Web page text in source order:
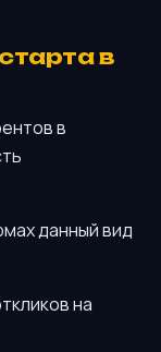
в
в
данный вид
на